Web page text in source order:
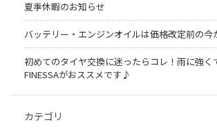
夏季休暇のお知らせ
バッテリー・エンジンオイルは価格改定前の今
初めてのタイヤ交換に迷ったらコレ！雨に強
FINESSAがおススメです♪
カテゴリ